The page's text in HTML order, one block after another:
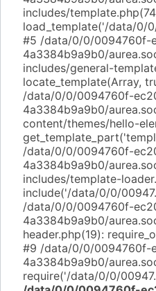
includes/
load_template('/data/0/
#5 /data/0/0/0094760f-
4a3384b9a9b0/
includes/general-
locate_template(Array,
/data/0/0/0094760f-
4a3384b9a9b0/
content/themes/hello-
/data/0/0/0094760f-
4a3384b9a9b0/
includes/template-
include('/data/0/0/
/data/0/0/0094760f-
4a3384b9a9b0/
header.php(19):
#9 /data/0/0/0094760f-
4a3384b9a9b0/
require('/data/0/0/